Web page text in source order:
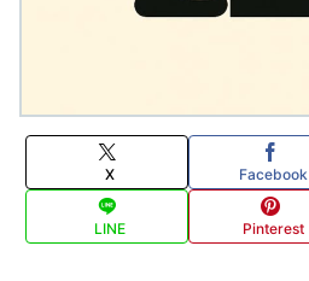
X Facebook
LINE Pinterest